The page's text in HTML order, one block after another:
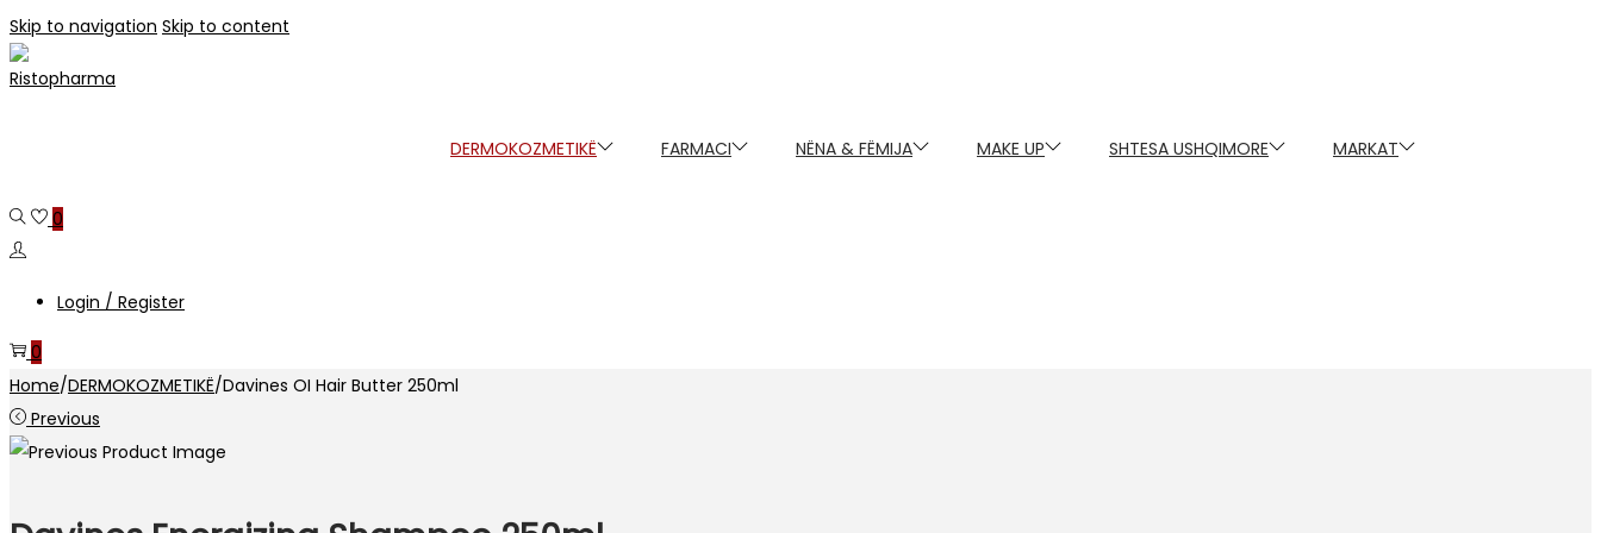
Skip to navigation Skip to content
DERMOKOZMETIKË FARMACI NËNA & FËMIJA MAKE UP SHTESA USHQIMORE MARKAT
0
Login / Register
0
Home/DERMOKOZMETIKË/Davines OI Hair Butter 250ml
Previous